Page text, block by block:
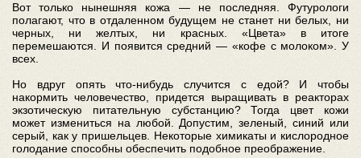
Вот только нынешняя кожа — не последняя. Футурологи
полагают, что в отдаленном будущем не станет ни белых, ни
черных, ни желтых, ни красных. «Цвета» в итоге
перемешаются. И появится средний — «кофе с молоком». У
всех.
Но вдруг опять что-нибудь случится с едой? И чтобы
накормить человечество, придется выращивать в реакторах
экзотическую питательную субстанцию? Тогда цвет кожи
может измениться на любой. Допустим, зеленый, синий или
серый, как у пришельцев. Некоторые химикаты и кислородное
голодание способны обеспечить подобное преображение.